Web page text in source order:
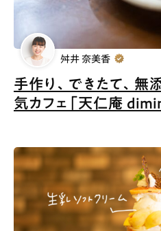
手作り、できたて、無
気カフェ「天仁庵
舛井 奈美香